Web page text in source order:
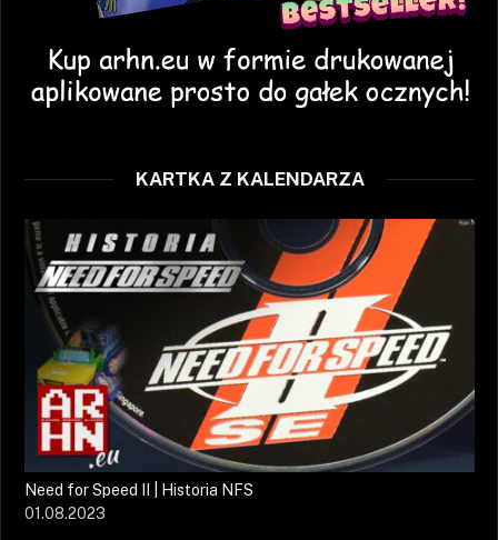
KARTKA Z KALENDARZA
Need for Speed II | Historia NFS
01.08.2023